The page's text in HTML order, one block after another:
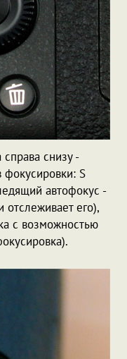
снизу -
S
автофокус -
отслеживает его),
с возможностью